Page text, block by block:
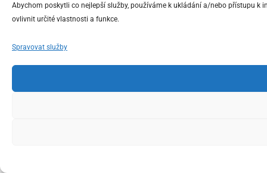
Abychom poskytli co nejlepší služby, používáme k ukládání a/nebo přístupu
ovlivnit určité vlastnosti a funkce.
Spravovat služby